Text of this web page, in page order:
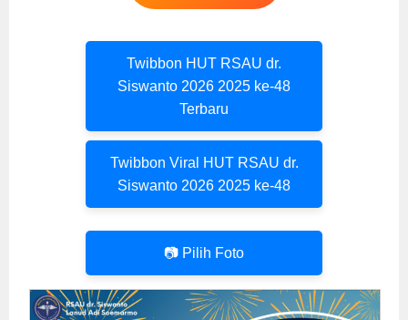
Twibbon HUT RSAU dr.
Siswanto 2026 2025 ke-48
Terbaru
Twibbon Viral HUT RSAU dr.
Siswanto 2026 2025 ke-48
📷 Pilih Foto